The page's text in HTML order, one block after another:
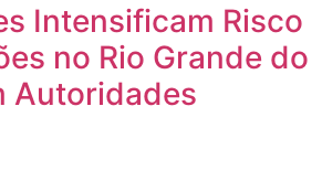
Intensificam Risco
no Rio Grande do
Autoridades